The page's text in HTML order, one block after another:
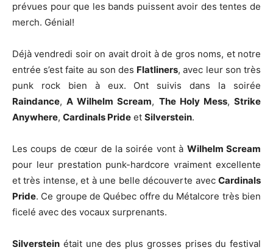
prévues pour que les bands puissent avoir des tentes de
merch. Génial!
Déjà vendredi soir on avait droit à de gros noms, et notre
entrée s’est faite au son des Flatliners, avec leur son très
punk rock bien à eux. Ont suivis dans la soirée
Raindance,A Wilhelm Scream, The Holy Mess,Strike
Anywhere, Cardinals Pride et Silverstein.
Les coups de cœur de la soirée vont à Wilhelm Scream
pour leur prestation punk-hardcore vraiment excellente
et très intense, et à une belle découverte avec Cardinals
Pride. Ce groupe de Québec offre du Métalcore très bien
ficelé avec des vocaux surprenants.
Silverstein était une des plus grosses prises du festival